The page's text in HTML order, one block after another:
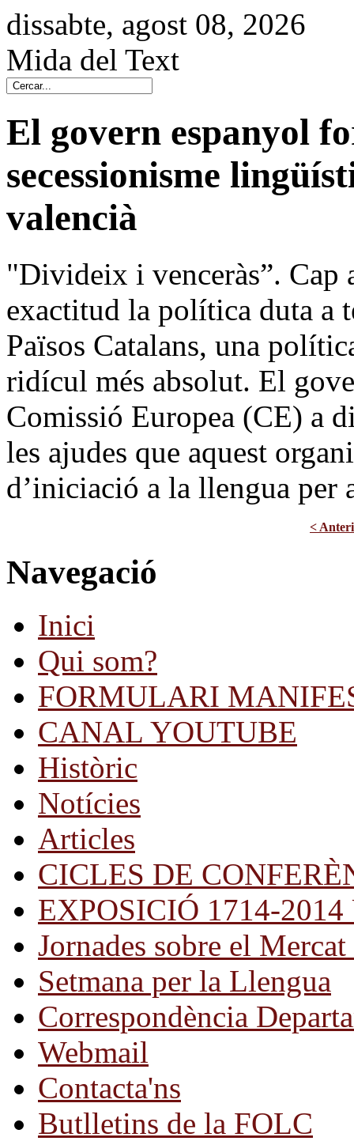
dissabte, agost 08, 2026
Mida del Text
El govern espanyol
secessionisme
valencià
"Divideix i venceràs”. Cap
exactitud la política duta a
Països Catalans, una
ridícul més absolut. El
Comissió Europea (CE) a
les ajudes que aquest
d’iniciació a la llengua per
<
Navegació
Inici
Qui som?
FORMULARI
CANAL YOUTUBE
Històric
Notícies
Articles
CICLES DE
EXPOSICIÓ 1714-
Jornades sobre el
Setmana per la Llengua
Correspondència
Webmail
Contacta'ns
Butlletins de la FOLC